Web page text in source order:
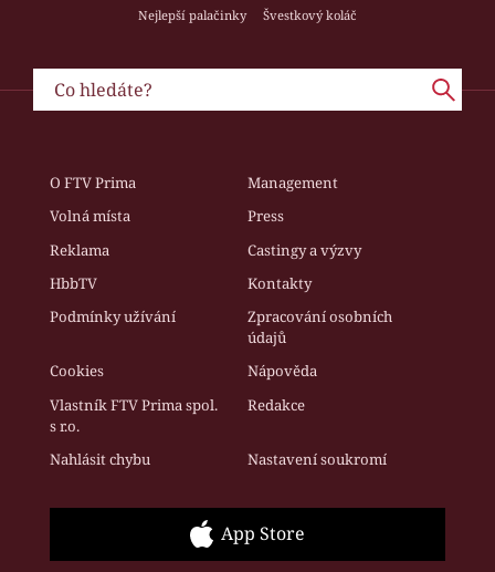
Nejlepší palačinky
Švestkový koláč
O FTV Prima
Management
Volná místa
Press
Reklama
Castingy a výzvy
HbbTV
Kontakty
Podmínky užívání
Zpracování osobních
údajů
Cookies
Nápověda
Vlastník FTV Prima spol.
s r.o.
Redakce
Nahlásit chybu Nastavení soukromí
App Store